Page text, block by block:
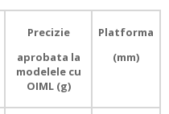
Precizie
aprobata la
modelele cu
OIML (g)
Platforma
(mm)